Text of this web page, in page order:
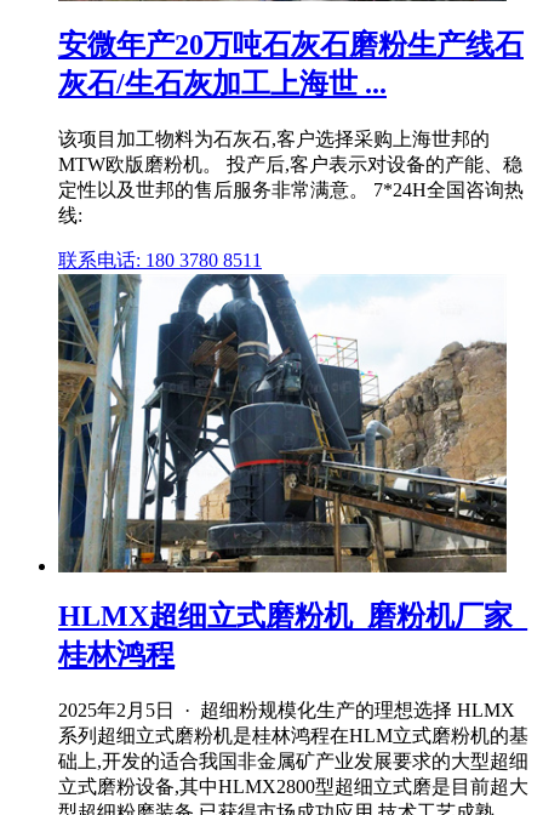
安微年产20万吨石灰石磨粉生产线石
灰石/生石灰加工上海世 ...
该项目加工物料为石灰石,客户选择采购上海世邦的
MTW欧版磨粉机。 投产后,客户表示对设备的产能、稳
定性以及世邦的售后服务非常满意。 7*24H全国咨询热
线:
联系电话: 180 3780 8511
HLMX超细立式磨粉机_磨粉机厂家_
桂林鸿程
2025年2月5日 · 超细粉规模化生产的理想选择 HLMX
系列超细立式磨粉机是桂林鸿程在HLM立式磨粉机的基
础上,开发的适合我国非金属矿产业发展要求的大型超细
立式磨粉设备,其中HLMX2800型超细立式磨是目前超大